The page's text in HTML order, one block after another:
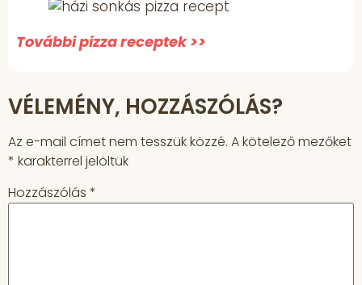
További pizza receptek >>
VÉLEMÉNY, HOZZÁSZÓLÁS?
Az e-mail címet nem tesszük közzé. A kötelező mezőket
* karakterrel jelöltük
Hozzászólás *